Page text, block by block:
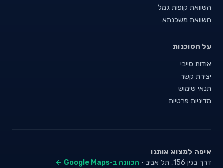
השוואת קופות גמל
השוואת משכנתא
על הסוכנות
אודות סייבי
יצירת קשר
תנאי שימוש
מדיניות פרטיות
איפה למצוא אותנו
דרך בגין 156, תל אביב · הכוונה ב-Google Maps ←